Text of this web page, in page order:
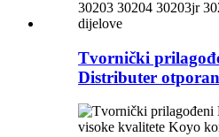
Tvornički
Distributer